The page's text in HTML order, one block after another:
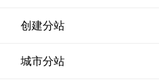
创建分站
城市分站